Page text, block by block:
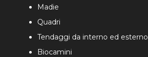
Madie
Quadri
Tendaggi da interno ed esterno
Biocamini